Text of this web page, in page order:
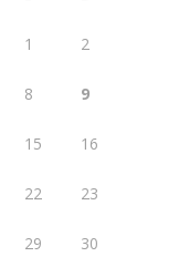
1 2
8 9
15 16
22 23
29 30